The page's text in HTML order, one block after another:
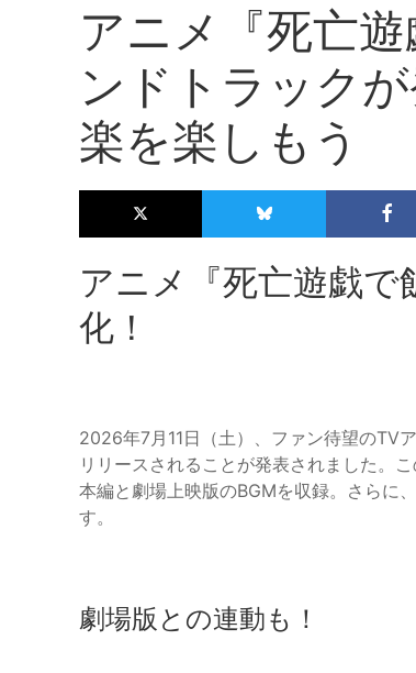
アニメ『死亡
ンドトラック
楽を楽しもう
アニメ『死亡遊戯で
化！
2026年7月11日（土）、ファン待望のTV
リリースされることが発表されました。
本編と劇場上映版のBGMを収録。さらに
す。
劇場版との連動も！